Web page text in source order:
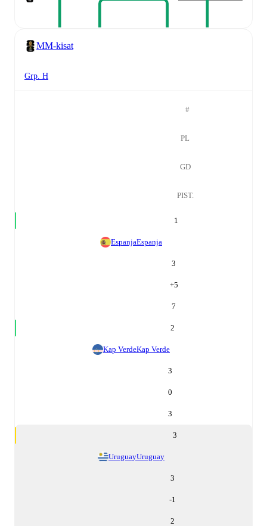
MM-kisat
Grp. H
#
PL
GD
PIST.
1
EspanjaEspanja
3
+5
7
2
Kap VerdeKap Verde
3
0
3
3
UruguayUruguay
3
-1
2